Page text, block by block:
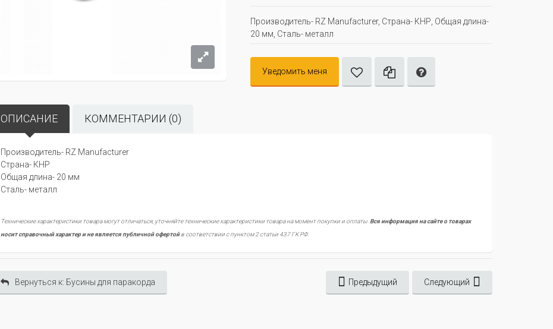
Производитель- RZ Manufacturer, Страна- КНР, Oбщая длина-
20 мм, Сталь- металл
Уведомить меня
ОПИСАНИЕ КОММЕНТАРИИ (0)
Производитель- RZ Manufacturer
Страна- КНР
Oбщая длина- 20 мм
Сталь- металл
Технические характеристики товара могут отличаться, уточняйте технические характеристики товара на момент покупки и оплаты.Вся информация на сайте о товарах
носит справочный характер и не является публичной офертойв соответствии с пунктом 2 статьи 437 ГК РФ.
Вернуться к: Бусины для паракорда Предыдущий Следующий